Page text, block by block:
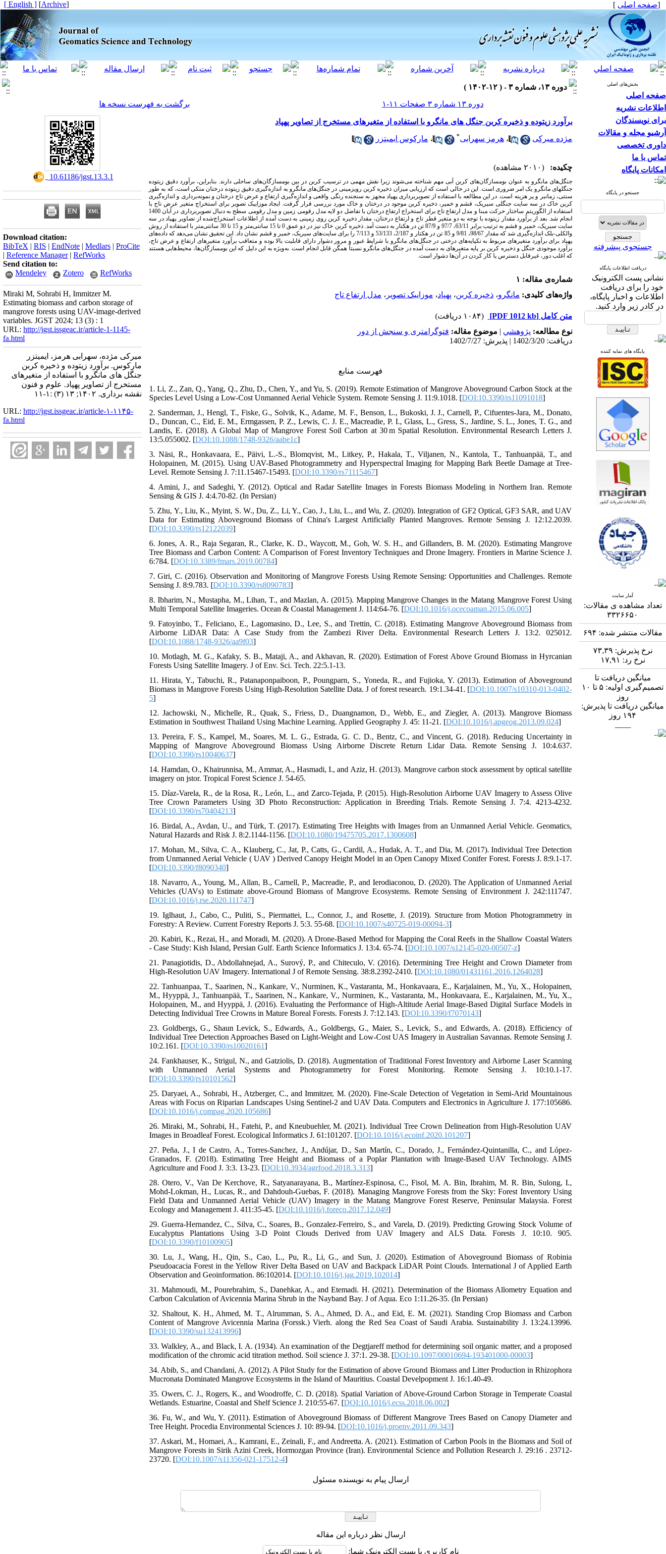
[صفحه اصلی ]
[
Archive
]
[ English ]
بخش‌های اصلی
صفحه اصلی
اطلاعات نشریه
برای نویسندگان
آرشیو مجله و مقالات
داوری تخصصی
تماس با ما
امکانات پایگاه
جستجو در پایگاه
جستجوی پیشرفته
دریافت اطلاعات پایگاه
نشانی پست الکترونیک
خود را برای دریافت
اطلاعات و اخبار پایگاه،
در کادر زیر وارد کنید.
پایگاه های نمایه کننده
آمار سایت
تعداد مشاهده ی مقالات:
۳۳۲۶۶۵۰
مقالات منتشر شده: ۶۹۴
نرخ پذیرش: ۷۳,۳۹
نرخ رد: ۱۷,۹۱
میانگین دریافت تا
تصمیم‌گیری اولیه: ۵ تا ۱۰
روز
میانگین دریافت تا پذیرش:
۱۹۴ روز
دوره ۱۳، شماره ۳ - ( ۱۲-۱۴۰۲ )
دوره ۱۳ شماره ۳ صفحات ۱۱-۱
برگشت به فهرست نسخه ها
برآورد زیتوده و ذخیره کربن جنگل های مانگرو با استفاده از متغیرهای مستخرج از تصاویر پهپاد
مژده میرکی ، هرمز سهرابی* ، مارکوس ایمیتزر
چکیده: (۲۰۱۰ مشاهده)
جنگل­‌های مانگرو به عنوان بوم­سازگان­‌های کربن آبی مهم شناخته می­‌شوند زیرا نقش مهمی در ترسیب کربن در بین بوم­سازگان­‌های ساحلی دارند. بنابراین، برآورد دقیق زیتوده
جنگل­های مانگرو یک امر ضروری است. این در حالی است که ارزیابی میزان ذخیره کربن روی­زمینی در جنگل­‌های مانگرو به اندازه‌­گیری دقیق زیتوده درختان متکی است، که به طور
سنتی، زمان­بر و پر هزینه است. در این مطالعه با استفاده از تصویربرداری پهپاد مجهز به سنجنده رنگی واقعی و اندازه‌­گیری ارتفاع و عرض تاج درختان و نمونه‌­برداری و اندازه­‌گیری
کربن خاک در سه سایت جنگلی سیریک، قشم و خمیر، ذخیره کربن موجود در درختان و خاک مورد بررسی قرار گرفت. ایجاد موزاییک تصویر برای استخراج متغیر عرض تاج با
استفاده از الگوریتم ساختار حرکت مبنا و مدل ارتفاع تاج برای استخراج ارتفاع درختان با تفاضل دو لایه مدل رقومی زمین و مدل رقومی سطح به دنبال تصویربرداری در آبان 1400
انجام شد. بعد از برآورد مقدار زیتوده با توجه به دو متغیر قطر تاج و ارتفاع درختان، مقدار ذخیره کربن روی زمینی به دست آمده از اطلاعات استخراج‌شده از تصاویر پهپاد در سه
سایت سیریک، خمیر و قشم به ترتیب برابر 63/11، 97/7 و 87/9 تن در هکتار به دست آمد. ذخیره کربن خاک نیز در دو عمق 0 تا 15 سانتی‌متر و 15 تا 30 سانتی‌متر با استفاده از روش
والکلی-بلک اندازه‌­گیری شد که مقدار 98/67، 9/81 و 85 تن در هکتار و 2/187، 53/133 و 7/113 را برای سایت­‌های سیریک، خمیر و قشم نشان داد. این تحقیق نشان می‌دهد که داده‌های
پهپاد برای برآورد متغیرهای مربوط به تک­پایه­‌های درختی در جنگل­‌های مانگرو با شرایط عبور و مرور دشوار دارای قابلیت بالا بوده و متعاقب برآورد متغیرهای ارتفاع و عرض تاج،
برآورد موجودی جنگل و ذخیره کربن بر پایه متغیرهای به دست آمده در جنگل‌های مانگرو نسبتاً همگن قابل انجام است. به‌ویژه به این دلیل که این بوم­سازگان‌­ها، محیط‌هایی هستند
که اغلب دور، غیرقابل دسترس یا کار کردن در آن­‌ها دشوار است.
شماره‌ی مقاله: ۱
واژه‌های کلیدی: مانگرو، ذخیره کربن، پهپاد، موزاییک تصویر ، مدل ارتفاع تاج
متن کامل [PDF 1012 kb]
(۱۰۸۴ دریافت)
نوع مطالعه: پژوهشي | موضوع مقاله: فتوگرامتری و سنجش از دور
دریافت: 1402/3/20 | پذیرش: 1402/7/27
فهرست منابع
1. Li, Z., Zan, Q., Yang, Q., Zhu, D., Chen, Y., and Yu, S. (2019). Remote Estimation of Mangrove Aboveground Carbon Stock at the
Species Level Using a Low-Cost Unmanned Aerial Vehicle System. Remote Sensing J. 11:9.1018. [DOI:10.3390/rs11091018]
2. Sanderman, J., Hengl, T., Fiske, G., Solvik, K., Adame, M. F., Benson, L., Bukoski, J. J., Carnell, P., Cifuentes-Jara, M., Donato,
D., Duncan, C., Eid, E. M., Ermgassen, P. Z., Lewis, C. J. E., Macreadie, P. I., Glass, L., Gress, S., Jardine, S. L., Jones, T. G., and
Landis, E. (2018). A Global Map of Mangrove Forest Soil Carbon at 30 m Spatial Resolution. Environmental Research Letters J.
13:5.055002. [DOI:10.1088/1748-9326/aabe1c]
3. Näsi, R., Honkavaara, E., Päivi, L.-S., Blomqvist, M., Litkey, P., Hakala, T., Viljanen, N., Kantola, T., Tanhuanpää, T., and
Holopainen, M. (2015). Using UAV-Based Photogrammetry and Hyperspectral Imaging for Mapping Bark Beetle Damage at Tree-
Level. Remote Sensing J. 7:11.15467-15493. [DOI:10.3390/rs71115467]
4. Amini, J., and Sadeghi, Y. (2012). Optical and Radar Satellite Images in Forests Biomass Modeling in Northern Iran. Remote
Sensing & GIS J. 4:4.70-82. (In Persian)
5. Zhu, Y., Liu, K., Myint, S. W., Du, Z., Li, Y., Cao, J., Liu, L., and Wu, Z. (2020). Integration of GF2 Optical, GF3 SAR, and UAV
Data for Estimating Aboveground Biomass of China's Largest Artificially Planted Mangroves. Remote Sensing J. 12:12.2039.
[DOI:10.3390/rs12122039]
6. Jones, A. R., Raja Segaran, R., Clarke, K. D., Waycott, M., Goh, W. S. H., and Gillanders, B. M. (2020). Estimating Mangrove
Tree Biomass and Carbon Content: A Comparison of Forest Inventory Techniques and Drone Imagery. Frontiers in Marine Science J.
6:784. [DOI:10.3389/fmars.2019.00784]
7. Giri, C. (2016). Observation and Monitoring of Mangrove Forests Using Remote Sensing: Opportunities and Challenges. Remote
Sensing J. 8:9.783. [DOI:10.3390/rs8090783]
8. Ibharim, N., Mustapha, M., Lihan, T., and Mazlan, A. (2015). Mapping Mangrove Changes in the Matang Mangrove Forest Using
Multi Temporal Satellite Imageries. Ocean & Coastal Management J. 114:64-76. [DOI:10.1016/j.ocecoaman.2015.06.005]
9. Fatoyinbo, T., Feliciano, E., Lagomasino, D., Lee, S., and Trettin, C. (2018). Estimating Mangrove Aboveground Biomass from
Airborne LiDAR Data: A Case Study from the Zambezi River Delta. Environmental Research Letters J. 13:2. 025012.
[DOI:10.1088/1748-9326/aa9f03]
10. Motlagh, M. G., Kafaky, S. B., Mataji, A., and Akhavan, R. (2020). Estimation of Forest Above Ground Biomass in Hyrcanian
Forests Using Satellite Imagery. J of Env. Sci. Tech. 22:5.1-13.
11. Hirata, Y., Tabuchi, R., Patanaponpaiboon, P., Poungparn, S., Yoneda, R., and Fujioka, Y. (2013). Estimation of Aboveground
Biomass in Mangrove Forests Using High-Resolution Satellite Data. J of forest research. 19:1.34-41. [DOI:10.1007/s10310-013-0402-
5]
12. Jachowski, N., Michelle, R., Quak, S., Friess, D., Duangnamon, D., Webb, E., and Ziegler, A. (2013). Mangrove Biomass
Estimation in Southwest Thailand Using Machine Learning. Applied Geography J. 45: 11-21. [DOI:10.1016/j.apgeog.2013.09.024]
13. Pereira, F. S., Kampel, M., Soares, M. L. G., Estrada, G. C. D., Bentz, C., and Vincent, G. (2018). Reducing Uncertainty in
Mapping of Mangrove Aboveground Biomass Using Airborne Discrete Return Lidar Data. Remote Sensing J. 10:4.637.
[DOI:10.3390/rs10040637]
14. Hamdan, O., Khairunnisa, M., Ammar, A., Hasmadi, I., and Aziz, H. (2013). Mangrove carbon stock assessment by optical satellite
imagery on jstor. Tropical Forest Science J. 54-65.
15. Díaz-Varela, R., de la Rosa, R., León, L., and Zarco-Tejada, P. (2015). High-Resolution Airborne UAV Imagery to Assess Olive
Tree Crown Parameters Using 3D Photo Reconstruction: Application in Breeding Trials. Remote Sensing J. 7:4. 4213-4232.
[DOI:10.3390/rs70404213]
16. Birdal, A., Avdan, U., and Türk, T. (2017). Estimating Tree Heights with Images from an Unmanned Aerial Vehicle. Geomatics,
Natural Hazards and Risk J. 8:2.1144-1156. [DOI:10.1080/19475705.2017.1300608]
17. Mohan, M., Silva, C. A., Klauberg, C., Jat, P., Catts, G., Cardil, A., Hudak, A. T., and Dia, M. (2017). Individual Tree Detection
from Unmanned Aerial Vehicle ( UAV ) Derived Canopy Height Model in an Open Canopy Mixed Conifer Forest. Forests J. 8:9.1-17.
[DOI:10.3390/f8090340]
18. Navarro, A., Young, M., Allan, B., Carnell, P., Macreadie, P., and Ierodiaconou, D. (2020). The Application of Unmanned Aerial
Vehicles (UAVs) to Estimate above-Ground Biomass of Mangrove Ecosystems. Remote Sensing of Environment J. 242:111747.
[DOI:10.1016/j.rse.2020.111747]
19. Iglhaut, J., Cabo, C., Puliti, S., Piermattei, L., Connor, J., and Rosette, J. (2019). Structure from Motion Photogrammetry in
Forestry: A Review. Current Forestry Reports J. 5:3. 55-68. [DOI:10.1007/s40725-019-00094-3]
20. Kabiri, K., Rezai, H., and Moradi, M. (2020). A Drone-Based Method for Mapping the Coral Reefs in the Shallow Coastal Waters
- Case Study: Kish Island, Persian Gulf. Earth Science Informatics J. 13:4. 65-74. [DOI:10.1007/s12145-020-00507-z]
21. Panagiotidis, D., Abdollahnejad, A., Surový, P., and Chiteculo, V. (2016). Determining Tree Height and Crown Diameter from
High-Resolution UAV Imagery. International J of Remote Sensing. 38:8.2392-2410. [DOI:10.1080/01431161.2016.1264028]
22. Tanhuanpaa, T., Saarinen, N., Kankare, V., Nurminen, K., Vastaranta, M., Honkavaara, E., Karjalainen, M., Yu, X., Holopainen,
M., Hyyppä, J., Tanhuanpää, T., Saarinen, N., Kankare, V., Nurminen, K., Vastaranta, M., Honkavaara, E., Karjalainen, M., Yu, X.,
Holopainen, M., and Hyyppä, J. (2016). Evaluating the Performance of High-Altitude Aerial Image-Based Digital Surface Models in
Detecting Individual Tree Crowns in Mature Boreal Forests. Forests J. 7:12.143. [DOI:10.3390/f7070143]
23. Goldbergs, G., Shaun Levick, S., Edwards, A., Goldbergs, G., Maier, S., Levick, S., and Edwards, A. (2018). Efficiency of
Individual Tree Detection Approaches Based on Light-Weight and Low-Cost UAS Imagery in Australian Savannas. Remote Sensing J.
10:2.161. [DOI:10.3390/rs10020161]
24. Fankhauser, K., Strigul, N., and Gatziolis, D. (2018). Augmentation of Traditional Forest Inventory and Airborne Laser Scanning
with Unmanned Aerial Systems and Photogrammetry for Forest Monitoring. Remote Sensing J. 10:10.1-17.
[DOI:10.3390/rs10101562]
25. Daryaei, A., Sohrabi, H., Atzberger, C., and Immitzer, M. (2020). Fine-Scale Detection of Vegetation in Semi-Arid Mountainous
Areas with Focus on Riparian Landscapes Using Sentinel-2 and UAV Data. Computers and Electronics in Agriculture J. 177:105686.
[DOI:10.1016/j.compag.2020.105686]
26. Miraki, M., Sohrabi, H., Fatehi, P., and Kneubuehler, M. (2021). Individual Tree Crown Delineation from High-Resolution UAV
Images in Broadleaf Forest. Ecological Informatics J. 61:101207. [DOI:10.1016/j.ecoinf.2020.101207]
27. Peña, J., I de Castro, A., Torres-Sanchez, J., Andújar, D., San Martín, C., Dorado, J., Fernández-Quintanilla, C., and López-
Granados, F. (2018). Estimating Tree Height and Biomass of a Poplar Plantation with Image-Based UAV Technology. AIMS
Agriculture and Food J. 3:3. 13-23. [DOI:10.3934/agrfood.2018.3.313]
28. Otero, V., Van De Kerchove, R., Satyanarayana, B., Martínez-Espinosa, C., Fisol, M. A. Bin, Ibrahim, M. R. Bin, Sulong, I.,
Mohd-Lokman, H., Lucas, R., and Dahdouh-Guebas, F. (2018). Managing Mangrove Forests from the Sky: Forest Inventory Using
Field Data and Unmanned Aerial Vehicle (UAV) Imagery in the Matang Mangrove Forest Reserve, Peninsular Malaysia. Forest
Ecology and Management J. 411:35-45. [DOI:10.1016/j.foreco.2017.12.049]
29. Guerra-Hernandez, C., Silva, C., Soares, B., Gonzalez-Ferreiro, S., and Varela, D. (2019). Predicting Growing Stock Volume of
Eucalyptus Plantations Using 3-D Point Clouds Derived from UAV Imagery and ALS Data. Forests J. 10:10. 905.
[DOI:10.3390/f10100905]
30. Lu, J., Wang, H., Qin, S., Cao, L., Pu, R., Li, G., and Sun, J. (2020). Estimation of Aboveground Biomass of Robinia
Pseudoacacia Forest in the Yellow River Delta Based on UAV and Backpack LiDAR Point Clouds. International J of Applied Earth
Observation and Geoinformation. 86:102014. [DOI:10.1016/j.jag.2019.102014]
31. Mahmoudi, M., Pourebrahim, S., Danehkar, A., and Etemadi. H. (2021). Determination of the Biomass Allometry Equation and
Carbon Calculation of Avicennia Marina Shrub in the Nayband Bay. J of Aqua. Eco 1:11.26-35. (In Persian)
32. Shaltout, K. H., Ahmed, M. T., Alrumman, S. A., Ahmed, D. A., and Eid, E. M. (2021). Standing Crop Biomass and Carbon
Content of Mangrove Avicennia Marina (Forssk.) Vierh. along the Red Sea Coast of Saudi Arabia. Sustainability J. 13:24.13996.
[DOI:10.3390/su132413996]
33. Walkley, A., and Black, I. A. (1934). An examination of the Degtjareff method for determining soil organic matter, and a proposed
modification of the chromic acid titration method. Soil science J. 37:1. 29-38. [DOI:10.1097/00010694-193401000-00003]
34. Abib, S., and Chandani, A. (2012). A Pilot Study for the Estimation of above Ground Biomass and Litter Production in Rhizophora
Mucronata Dominated Mangrove Ecosystems in the Island of Mauritius. Coastal Develpopment J. 16:1.40-49.
35. Owers, C. J., Rogers, K., and Woodroffe, C. D. (2018). Spatial Variation of Above-Ground Carbon Storage in Temperate Coastal
Wetlands. Estuarine, Coastal and Shelf Science J. 210:55-67. [DOI:10.1016/j.ecss.2018.06.002]
36. Fu, W., and Wu, Y. (2011). Estimation of Aboveground Biomass of Different Mangrove Trees Based on Canopy Diameter and
Tree Height. Procedia Environmental Sciences J. 10: 89-94. [DOI:10.1016/j.proenv.2011.09.343]
37. Askari, M., Homaei, A., Kamrani, E., Zeinali, F., and Andreetta. A. (2021). Estimation of Carbon Pools in the Biomass and Soil of
Mangrove Forests in Sirik Azini Creek, Hormozgan Province (Iran). Environmental Science and Pollution Research J. 29:16 . 23712-
23720. [DOI:10.1007/s11356-021-17512-4]
ارسال پیام به نویسنده مسئول
ارسال نظر درباره این مقاله
نام کاربری یا پست الکترونیک شما:
‎ 10.61186/jgst.13.3.1
Download citation:
BibTeX | RIS | EndNote | Medlars | ProCite
| Reference Manager| RefWorks
Send citation to:
Mendeley
Zotero RefWorks
Miraki M, Sohrabi H, Immitzer M.
Estimating biomass and carbon storage of
mangrove forests using UAV-image-derived
variables. JGST 2024; 13 (3) : 1
URL: http://jgst.issgeac.ir/article-1-1145-
fa.html
میرکی مژده، سهرابی هرمز، ایمیتزر
مارکوس. برآورد زیتوده و ذخیره کربن
جنگل های مانگرو با استفاده از متغیرهای
مستخرج از تصاویر پهپاد. علوم و فنون
نقشه برداری. ۱۴۰۲; ۱۳ (۳) :۱-۱۱
URL: http://jgst.issgeac.ir/article-۱-۱۱۴۵-
fa.html